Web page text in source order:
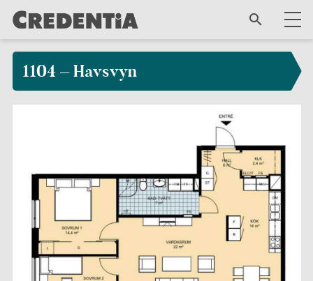
1104 – Havsvyn